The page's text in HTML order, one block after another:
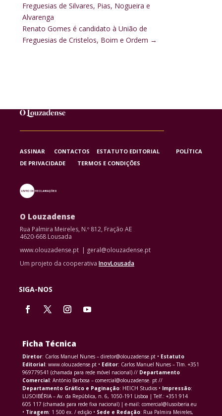
Freguesias de Silvares, Pias, Nogueira e
Alvarenga
Renato Gomes é candidato à União de
Freguesias de Cristelos, Boim e Ordem →
ASSINAR CONTACTOS ESTATUTO EDITORIAL POLÍTICA
DE PRIVACIDADE TERMOS E CONDIÇÕES
O Louzadense
Rua Palmira Meireles, N.º 812, Fração AE
4620-668 Lousada
www.olouzadense.pt | geral@olouzadense.pt
Um projeto da cooperativa InovLousada
SIGA-NOS
Ficha Técnica
Diretor: Carlos Manuel Nunes – diretor@olouzadense.pt • Estatuto
Editorial: www.olouzadense.pt • Editor: Carlos Manuel Nunes – Tlm. +351
969779541 (chamada para rede móvel nacional) // Departamento
Comercial: António Barbosa – comercial@olouzadense. pt //
Departamento Gráfico e Paginação: HEICH Studios • Impressão:
LUSOIBÉRIA – Av. da República, n. 6, 1050-191 Lisboa | Telf.: +351 914
605 117 (chamada para rede fixa nacional) | e-mail: comercial@lusoiberia.eu
• Tiragem: 1 500 ex. / edição • Sede e Redação: Rua Palmira Meireles,